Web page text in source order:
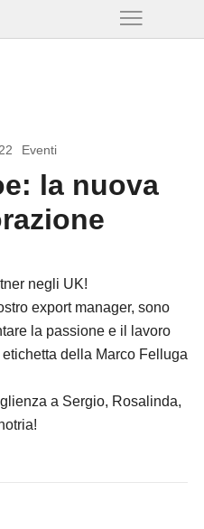
Eventi
la nuova
negli UK!
export manager, sono
la passione e il lavoro
della Marco Felluga
a Sergio, Rosalinda,